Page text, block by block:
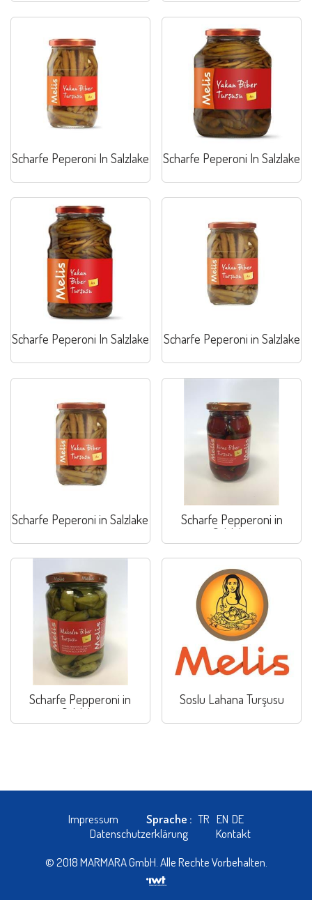
Scharfe Peperoni In Salzlake Scharfe Peperoni In Salzlake
Scharfe Peperoni In Salzlake Scharfe Peperoni in Salzlake
Scharfe Peperoni in Salzlake
Scharfe Pepperoni in
Salzlake
Scharfe Pepperoni in
Salzlake
Soslu Lahana Turşusu
Impressum Sprache : TR EN DE
Datenschutzerklärung
Kontakt
© 2018 MARMARA GmbH. Alle Rechte Vorbehalten.